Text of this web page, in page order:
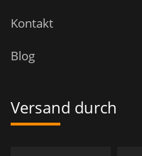
Kontakt
Blog
Versand durch